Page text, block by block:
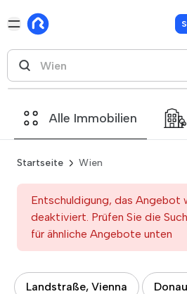
Alle Immobilien
Startseite Wien
Entschuldigung, das Angebot
deaktiviert. Prüfen Sie die
für ähnliche Angebote unten
Landstraße, Vienna